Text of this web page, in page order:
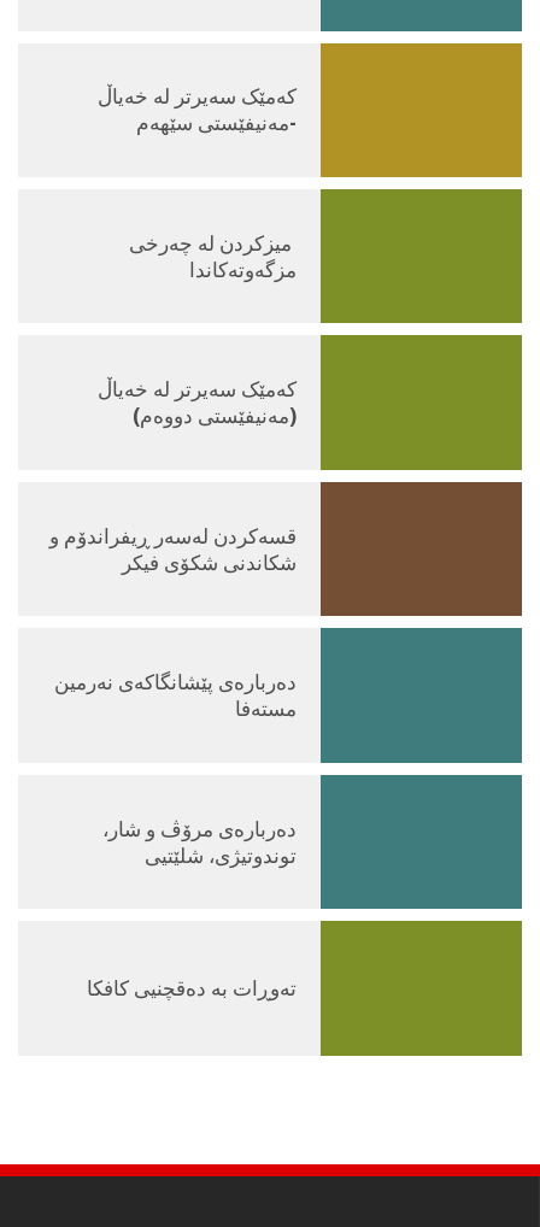
کەمێک سەیرتر لە خەیاڵ
-مەنیفێستی سێهەم
میزکردن لە چەرخی
مزگەوتەکاندا
كەمێک سەیرتر لە خەیاڵ
(مەنیفێستى دووەم)
قسەکردن لەسەر ڕیفراندۆم و
شکاندنی شکۆی فیکر
دەربارەی پێشانگاکەی نەرمین
مستەفا
دەربارەى مرۆڤ و شار،
توندوتیژی، شلێتیی
تەوڕات بە دەقچنیی کافکا